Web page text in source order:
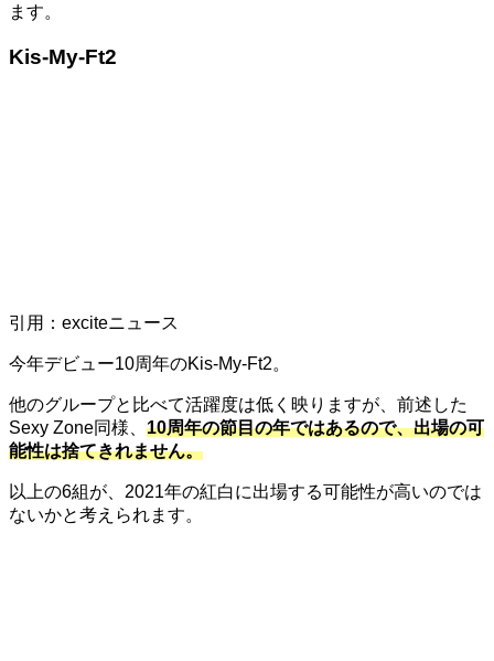
ます。
Kis-My-Ft2
引用：exciteニュース
今年デビュー10周年のKis-My-Ft2。
他のグループと比べて活躍度は低く映りますが、前述した
Sexy Zone同様、 10周年の節目の年ではあるので、出場の可
能性は捨てきれません。
以上の6組が、 2021年の紅白に出場する可能性が高いのでは
ないかと考えられます。